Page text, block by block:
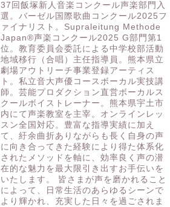
37回飯塚新人音楽コンクール声楽部門入
選。バーゼル国際歌曲コンクール2025フ
ァイナリスト。Supraleitung Methode
Japan®️声楽コンクール2025 G部門第1
位。教育委員会委託による中学校部活動
地域移行（合唱）主任指導員。熊本県立
劇場アウトリーチ事業登録アーティス
ト。私立音大声優コースボーカル実技講
師。芸能プロダクション直営ボーカルス
クールボイストレーナー。熊本県宇土市
内にて声楽教室を主宰。オンラインレッ
スン全国対応。豊富な指導実績に加え
て、紆余曲折ありながらも長く自身の声
に向き合ってきた経験により得た体系化
されたメソッドを軸に、効率良く声の潜
在的な魅力を最大限引き出すお手伝いを
いたします。 皆さまが声を磨かれること
によって、日常生活のあらゆるシーンで
より輝かれ、充実した日々を過ごされま